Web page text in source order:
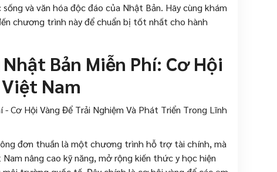
và văn hóa độc đáo của Nhật Bản. Hãy cùng khám
chương trình này để chuẩn bị tốt nhất cho hành
Bản Miễn Phí: Cơ Hội
Nam
đơn thuần là một chương trình hỗ trợ tài chính, mà
nâng cao kỹ năng, mở rộng kiến thức y học hiện